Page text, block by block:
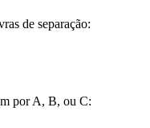
de separação:
por A, B, ou C: